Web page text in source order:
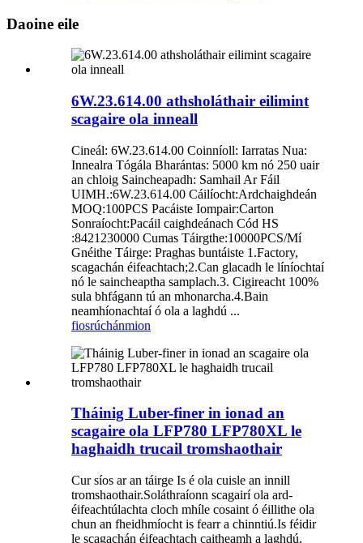
Daoine eile
6W.23.614.00 athsholáthair eilimint
scagaire ola inneall
Cineál: 6W.23.614.00 Coinníoll: Iarratas Nua:
Innealra Tógála Bharántas: 5000 km nó 250 uair
an chloig Saincheapadh: Samhail Ar Fáil
UIMH.:6W.23.614.00 Cáilíocht:Ardchaighdeán
MOQ:100PCS Pacáiste Iompair:Carton
Sonraíocht:Pacáil caighdeánach Cód HS
:8421230000 Cumas Táirgthe:10000PCS/Mí
Gnéithe Táirge: Praghas buntáiste 1.Factory,
scagachán éifeachtach;2.Can glacadh le líníochtaí
nó le saincheaptha samplach.3. Cigireacht 100%
sula bhfágann tú an mhonarcha.4.Bain
neamhíonachtaí ó ola a laghdú ...
fiosrúchánmion
Tháinig Luber-finer in ionad an
scagaire ola LFP780 LFP780XL le
haghaidh trucail tromshaothair
Cur síos ar an táirge Is é ola cuisle an innill
tromshaothair.Soláthraíonn scagairí ola ard-
éifeachtúlachta cloch mhíle cosaint ó éillithe ola
chun an fheidhmíocht is fearr a chinntiú.Is féidir
le scagachán éifeachtach caitheamh a laghdú,